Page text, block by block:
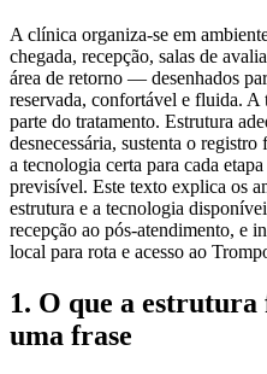
A clínica organiza-se em
chegada, recepção, salas de
área de retorno — desenhados
reservada, confortável e fluida. A
parte do tratamento. Estrutura
desnecessária, sustenta o
a tecnologia certa para cada
previsível. Este texto explica os
estrutura e a tecnologia
recepção ao pós-atendimento, e
local para rota e acesso ao
1. O que a estrutura
uma frase